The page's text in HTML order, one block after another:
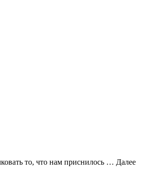
то, что нам приснилось … Далее